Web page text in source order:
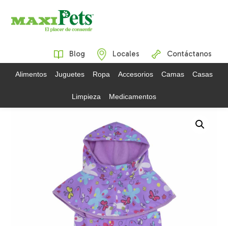
Blog Locales Contáctanos
Alimentos Juguetes Ropa Accesorios Camas Casas
Limpieza Medicamentos